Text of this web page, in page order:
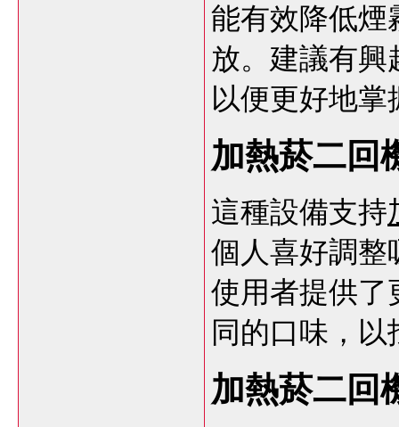
能有效降低煙
放。建議有興
以便更好地
加熱菸二回
這種設備支持
個人喜好調整
使用者提供了
同的口味，
加熱菸二回